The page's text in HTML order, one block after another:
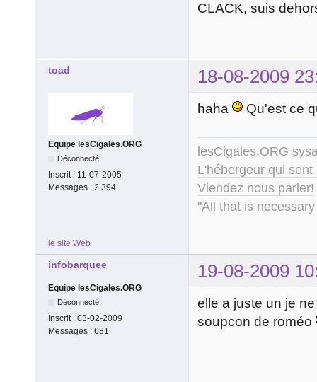
CLACK, suis
toad 18-08-2009
Equipe lesCigales.ORG
Déconnecté
Inscrit : 11-07-2005
Messages : 2.394
haha Qu'est ce
lesCigales.ORG
L'hébergeur qui
Viendez nous parler!
"All that is
le site Web
infobarquee 19-08-2009
Equipe lesCigales.ORG
Déconnecté
Inscrit : 03-02-2009
Messages : 681
elle a juste un je
soupcon de roméo